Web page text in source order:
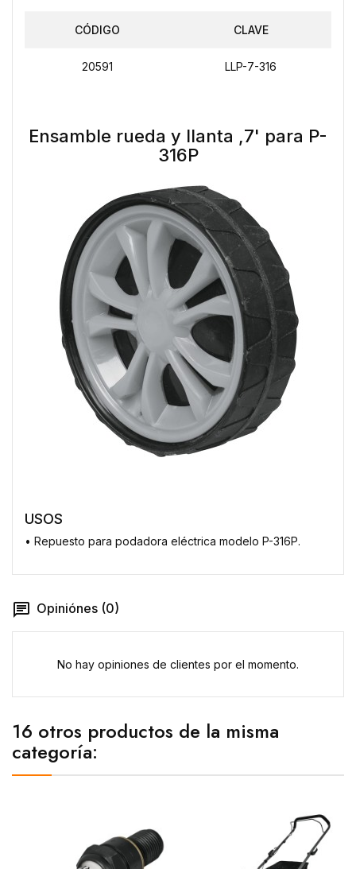
CÓDIGO CLAVE
20591 LLP-7-316
Ensamble rueda y llanta ,7' para P-
316P
USOS
• Repuesto para podadora eléctrica modelo P-316P.
Opiniónes (0)
No hay opiniones de clientes por el momento.
16 otros productos de la misma
categoría: